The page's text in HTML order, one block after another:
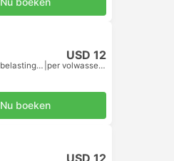
USD 12
Inclusief belastingen per volwassene
Nu boeken
USD 12